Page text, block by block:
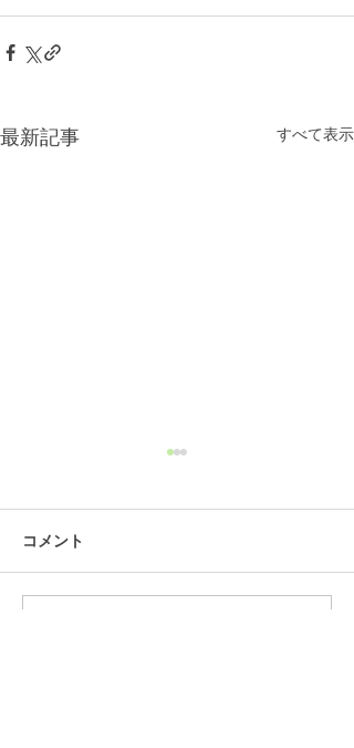
最新記事 すべて表示
コメント